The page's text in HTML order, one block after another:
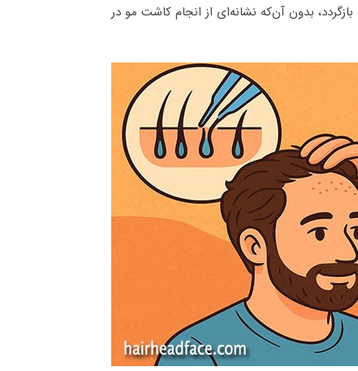
بدون آن‌که نشانه‌ای از انجام کاشت مو در